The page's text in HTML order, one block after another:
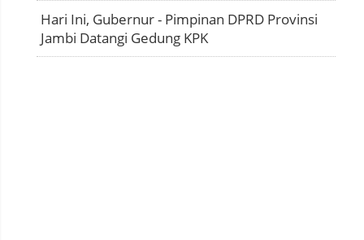
Hari Ini, Gubernur - Pimpinan DPRD Provinsi
Jambi Datangi Gedung KPK